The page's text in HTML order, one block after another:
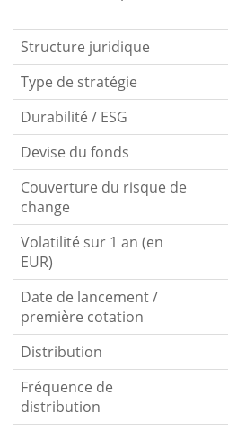
Structure juridique
Type de stratégie
Durabilité / ESG
Devise du fonds
Couverture du risque de
change
Volatilité sur 1 an (en
EUR)
Date de lancement /
première cotation
Distribution
Fréquence de
distribution